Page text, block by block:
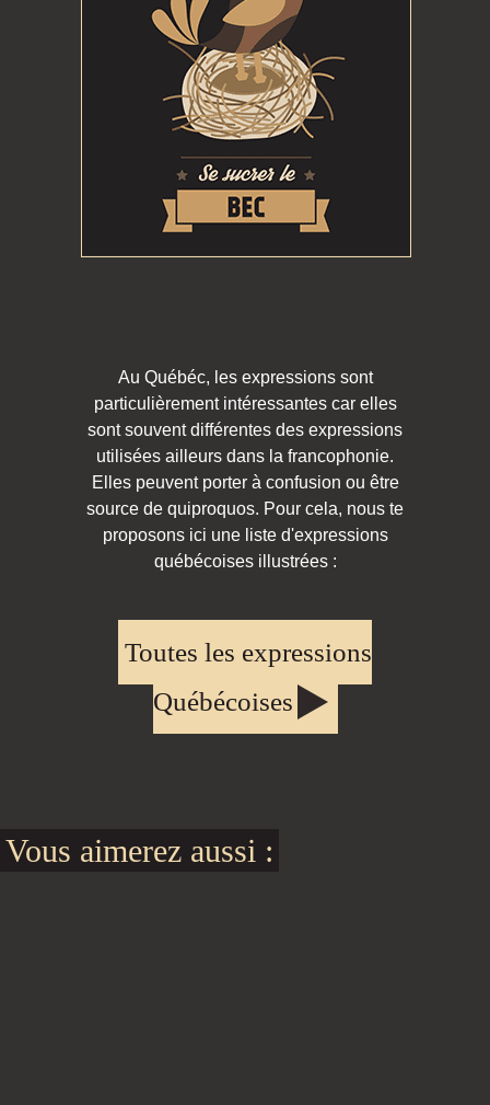
Au Québéc, les expressions sont
particulièrement intéressantes car elles
sont souvent différentes des expressions
utilisées ailleurs dans la francophonie.
Elles peuvent porter à confusion ou être
source de quiproquos. Pour cela, nous te
proposons ici une liste d'expressions
québécoises illustrées :
Toutes les expressions
Québécoises
Vous aimerez aussi :